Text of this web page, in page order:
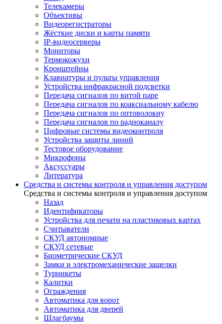
Телекамеры
Объективы
Видеорегистраторы
Жёсткие диски и карты памяти
IP-видеосерверы
Мониторы
Термокожухи
Кронштейны
Клавиатуры и пульты управления
Устройства инфракрасной подсветки
Передача сигналов по витой паре
Передача сигналов по коаксиальному кабелю
Передача сигналов по оптоволокну
Передача сигналов по радиоканалу
Цифровые системы видеоконтроля
Устройства защиты линий
Тестовое оборудование
Микрофоны
Аксуссуары
Литература
Средства и системы контроля и управления доступом
Средства и системы контроля и управления доступом
Назад
Идентификаторы
Устройства для печати на пластиковых картах
Считыватели
СКУД автономные
СКУД сетевые
Биометрические СКУД
Замки и электромеханические защелки
Турникеты
Калитки
Ограждения
Автоматика для ворот
Автоматика для дверей
Шлагбаумы